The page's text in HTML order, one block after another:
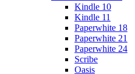
Kindle 10
Kindle 11
Paperwhite 18
Paperwhite 21
Paperwhite 24
Scribe
Oasis